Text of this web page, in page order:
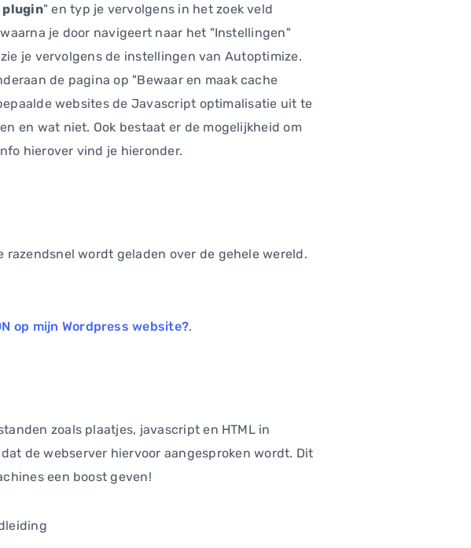
plugin" en typ je vervolgens in het zoek veld
je door navigeert naar het "Instellingen"
je vervolgens de instellingen van Autoptimize.
de pagina op "Bewaar en maak cache
websites de Javascript optimalisatie uit te
en wat niet. Ook bestaat er de mogelijkheid om
hierover vind je hieronder.
razendsnel wordt geladen over de gehele wereld.
op mijn Wordpress website?.
zoals plaatjes, javascript en HTML in
de webserver hiervoor aangesproken wordt. Dit
een boost geven!